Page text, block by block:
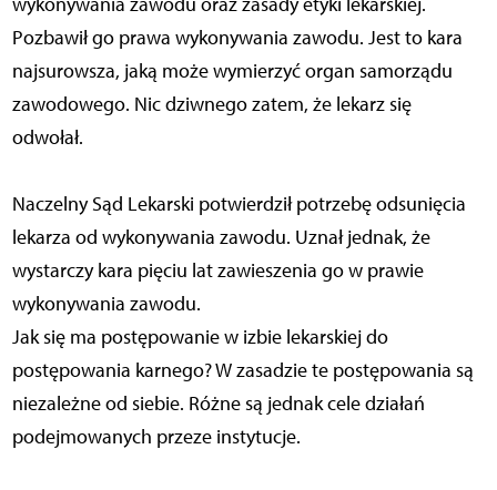
Pozbawił go prawa wykonywania zawodu. Jest to kara
najsurowsza, jaką może wymierzyć organ samorządu
zawodowego. Nic dziwnego zatem, że lekarz się
odwołał.
Naczelny Sąd Lekarski potwierdził potrzebę odsunięcia
lekarza od wykonywania zawodu. Uznał jednak, że
wystarczy kara pięciu lat zawieszenia go w prawie
wykonywania zawodu.
Jak się ma postępowanie w izbie lekarskiej do
postępowania karnego? W zasadzie te postępowania są
niezależne od siebie. Różne są jednak cele działań
podejmowanych przeze instytucje.